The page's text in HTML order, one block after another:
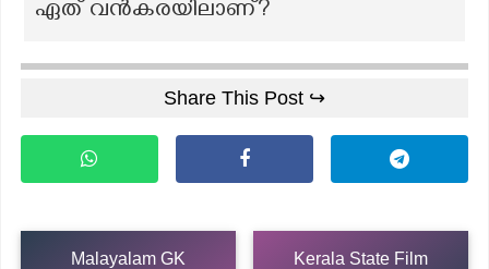
ഏത് വൻകരയിലാണ്?
Share This Post ↪
Malayalam GK Kerala State Film